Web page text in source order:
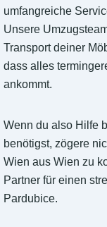
umfangreiche
Unsere
Transport deiner
dass alles
ankommt.
Wenn du also Hilfe
benötigst, zögere
Wien aus Wien zu
Partner für einen
Pardubice.